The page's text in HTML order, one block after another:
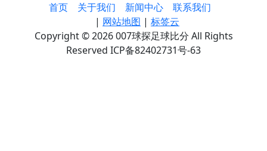
首页 关于我们 新闻中心
联系我们
| 网站地图 | 标签云
Copyright © 2026 007球探足球比分 All Rights
Reserved ICP备82402731号-63